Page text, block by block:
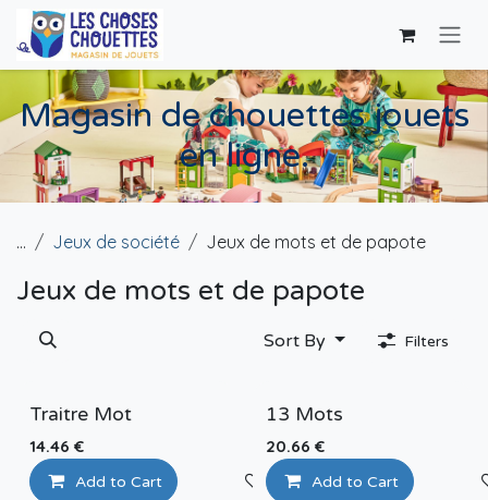
Skip to Content
Magasin de chouettes jouets
en ligne.
... Jeux de société Jeux de mots et de papote
Jeux de mots et de papote
Sort By Filters
Traitre Mot
14.46 €
Add to Cart Add to wishlist
13 Mots
20.66 €
Add to Cart